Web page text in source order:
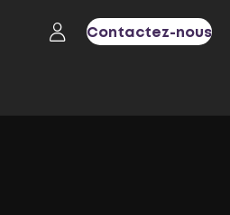
Contactez-nous